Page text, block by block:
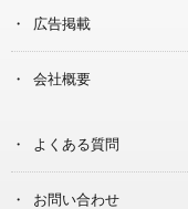
広告掲載
会社概要
よくある質問
お問い合わせ